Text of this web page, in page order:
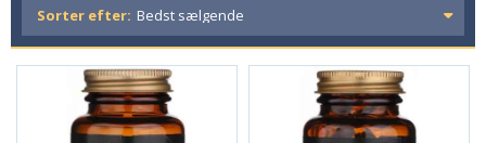
Sorter efter: